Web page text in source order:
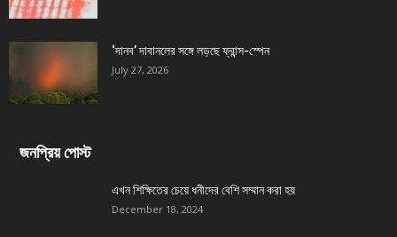
‘দানব’ দাবানলের সঙ্গে লড়ছে ফ্রান্স-স্পেন
July 27, 2026
জনপ্রিয় পোস্ট
এখন শিক্ষিতের চেয়ে ধনীদের বেশি সম্মান করা হয়
December 18, 2024